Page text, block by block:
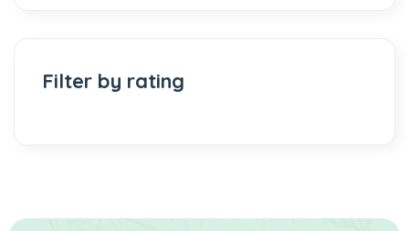
Filter by rating